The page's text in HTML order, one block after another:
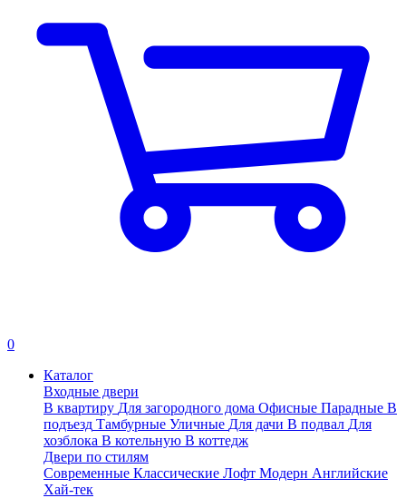
0
Каталог
Входные двери
В квартиру Для загородного дома Офисные Парадные В
подъезд Тамбурные Уличные Для дачи В подвал Для
хозблока В котельную В коттедж
Двери по стилям
Современные Классические Лофт Модерн Английские
Хай-тек